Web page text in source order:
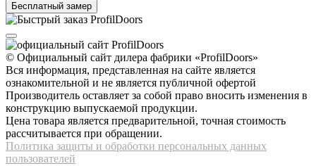
© Официальный сайт дилера фабрики «ProfilDoors»
Вся информация, представленная на сайте является
ознакомительной и не является публичной офертой
Производитель оставляет за собой право вносить изменения в
конструкцию выпускаемой продукции.
Цена товара является предварительной, точная стоимость
рассчитывается при обращении.
Политика защиты и обработки персональных данных
пользователей